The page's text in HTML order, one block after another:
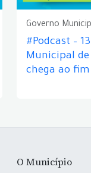
Governo
#Podcast –
Municipal
chega ao fim
O Município